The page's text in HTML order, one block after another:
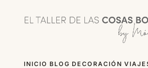
INICIO BLOG DECORACIÓN